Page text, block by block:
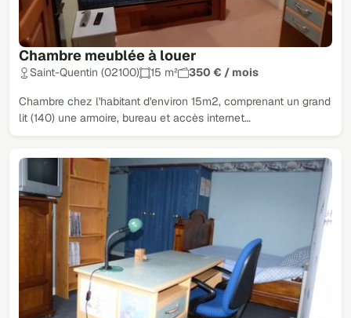
Chambre meublée à louer
Saint-Quentin (02100) 15 m² 350 € / mois
Chambre chez l'habitant d'environ 15m2, comprenant un grand
lit (140) une armoire, bureau et accès internet…